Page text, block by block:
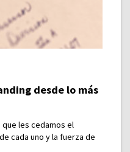
desde lo más
les cedamos el
cada uno y la fuerza de